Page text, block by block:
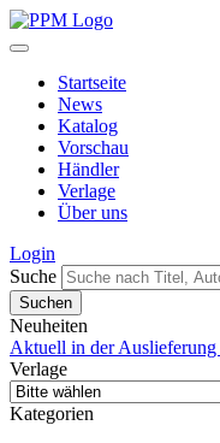
Startseite
News
Katalog
Vorschau
Händler
Verlage
Über uns
Login
Suche
Neuheiten
Aktuell in der Auslieferung
Verlage
Kategorien